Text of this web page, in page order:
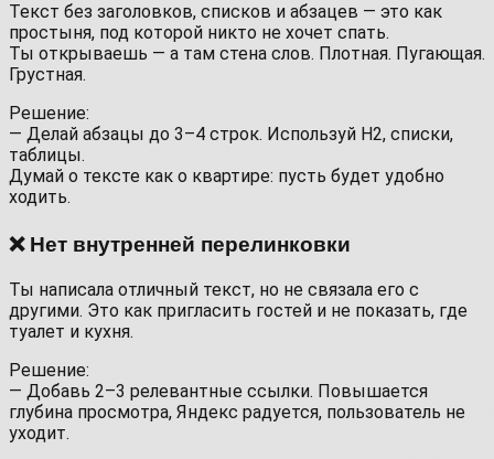
Текст без заголовков, списков и абзацев — это как
простыня, под которой никто не хочет спать.
Ты открываешь — а там стена слов. Плотная. Пугающая.
Грустная.
Решение:
— Делай абзацы до 3–4 строк. Используй H2, списки,
таблицы.
Думай о тексте как о квартире: пусть будет удобно
ходить.
❌ Нет внутренней перелинковки
Ты написала отличный текст, но не связала его с
другими. Это как пригласить гостей и не показать, где
туалет и кухня.
Решение:
— Добавь 2–3 релевантные ссылки. Повышается
глубина просмотра, Яндекс радуется, пользователь не
уходит.